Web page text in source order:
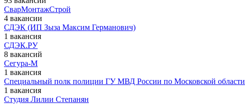
СварМонтажСтрой
4 вакансии
СДЭК (ИП Зыза Максим Германович)
1 вакансия
СДЭК.РУ
8 вакансий
Сегура-М
1 вакансия
Специальный полк полиции ГУ МВД России по Московской области
1 вакансия
Студия Лилии Степанян